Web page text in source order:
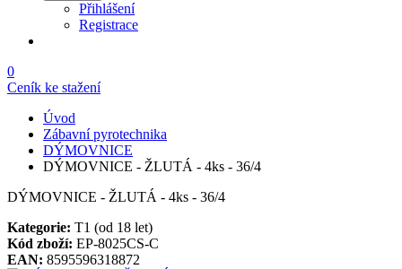
Přihlášení
Registrace
0
Ceník ke stažení
Úvod
Zábavní pyrotechnika
DÝMOVNICE
DÝMOVNICE - ŽLUTÁ - 4ks - 36/4
DÝMOVNICE - ŽLUTÁ - 4ks - 36/4
Kategorie: T1 (od 18 let)
Kód zboží: EP-8025CS-C
EAN: 8595596318872